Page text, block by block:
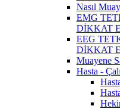
Nasıl
EMG
DİKKAT
EEG
DİKKAT
Muayene
Hasta -